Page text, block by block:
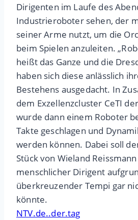
Dirigenten im Laufe des
Industrieroboter sehen, der
seiner Arme nutzt, um die
beim Spielen anzuleiten.
heißt das Ganze und die
haben sich diese anlässlich
Bestehens ausgedacht. In
dem Exzellenzcluster CeTI
wurde dann einem Roboter
Takte geschlagen und
werden können. Dabei soll
Stück von Wieland
menschlicher Dirigent
überkreuzender Tempi gar
könnte.
NTV.de..der.tag